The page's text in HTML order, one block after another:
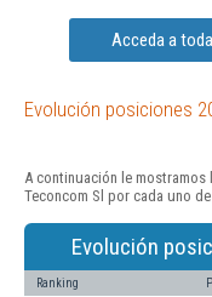
Acceda a
Evolución posiciones
A continuación le mostramos
Teconcom Sl por cada uno
Evolución
Ranking